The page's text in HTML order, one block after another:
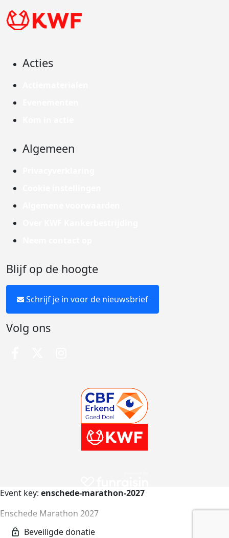
Acties
Algemeen
Blijf op de hoogte
Schrijf je in voor de nieuwsbrief
Volg ons
Event key: enschede-marathon-2027
Enschede Marathon 2027
enschede-marathon-2027